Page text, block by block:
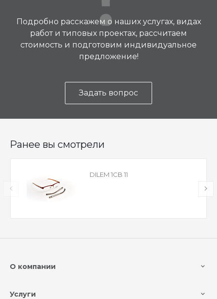
Подробно расскажем о наших услугах, видах
работ и типовых проектах, рассчитаем
стоимость и подготовим индивидуальное
предложение!
Задать вопрос
Ранее вы смотрели
DILEM 1CB 11
О компании
Услуги